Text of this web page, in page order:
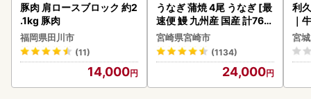
豚肉 肩ロースブロック 約2
.1kg 豚肉
福岡県田川市
(11)
14,000
うなぎ 蒲焼 4尾 うなぎ [最
速便 鰻 九州産 国産 計760
g以上]
宮崎県宮崎市
(1134)
24,000
利
｜
宮